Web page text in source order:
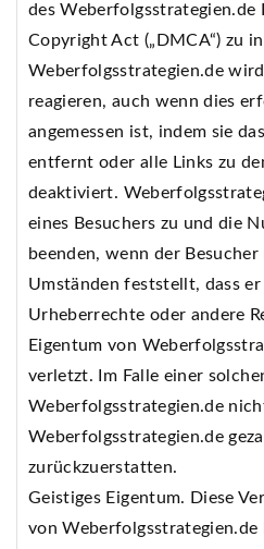
des
Copyright Act („DMCA“) zu
Weberfolgsstrategien.de
reagieren, auch wenn dies
angemessen ist, indem sie
entfernt oder alle Links zu
deaktiviert.
eines Besuchers zu und die
beenden, wenn der
Umständen feststellt, dass
Urheberrechte oder andere
Eigentum von
verletzt. Im Falle einer
Weberfolgsstrategien.de
Weberfolgsstrategien.de
zurückzuerstatten.
Geistiges Eigentum. Diese
von Weberfolgsstrategien.de